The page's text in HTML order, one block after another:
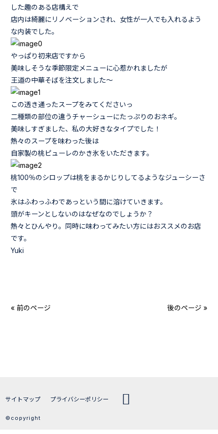
した趣のある店構えで
店内は綺麗にリノベーションされ、女性が一人でも入れるよう
な内装でした。
やっぱり初来店ですから
美味しそうな季節限定メニューに心惹かれましたが
王道の中華そばを注文しました～
この透き通ったスープをみてくださいっ
二種類の部位の違うチャーシューにたっぷりのおネギ。
美味しすぎました、私の大好きなタイプでした！
熱々のスープを味わった後は
自家製の桃ピューレのかき氷をいただきます。
桃100％のシロップは桃をまるかじりしてるようなジューシーさ
で
氷はふわっふわであっという間に溶けていきます。
頭がキーンとしないのはなぜなのでしょうか？
熱々とひんやり。同時に味わってみたい方にはおススメのお店
です。
Yuki
« 前のページ 後のページ »
サイトマップ プライバシーポリシー
©copyright